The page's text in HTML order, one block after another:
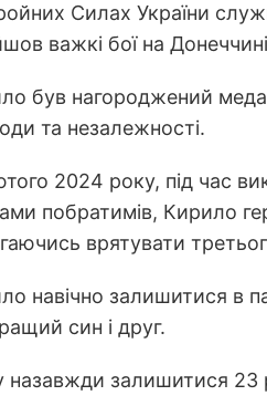
Силах України
важкі бої на
був нагороджений
та незалежності.
2024 року, під час
побратимів, Кирило
врятувати
навічно залишитися в
син і друг.
назавжди залишитися 23